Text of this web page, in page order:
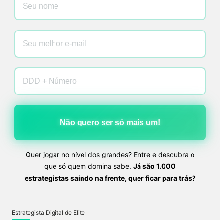
Não quero ser só mais um!
Quer jogar no nível dos grandes? Entre e descubra o
que só quem domina sabe. Já são 1.000
estrategistas saindo na frente, quer ficar para trás?
Estrategista Digital de Elite